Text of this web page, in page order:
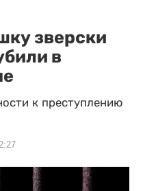
зверски
в
к преступлению